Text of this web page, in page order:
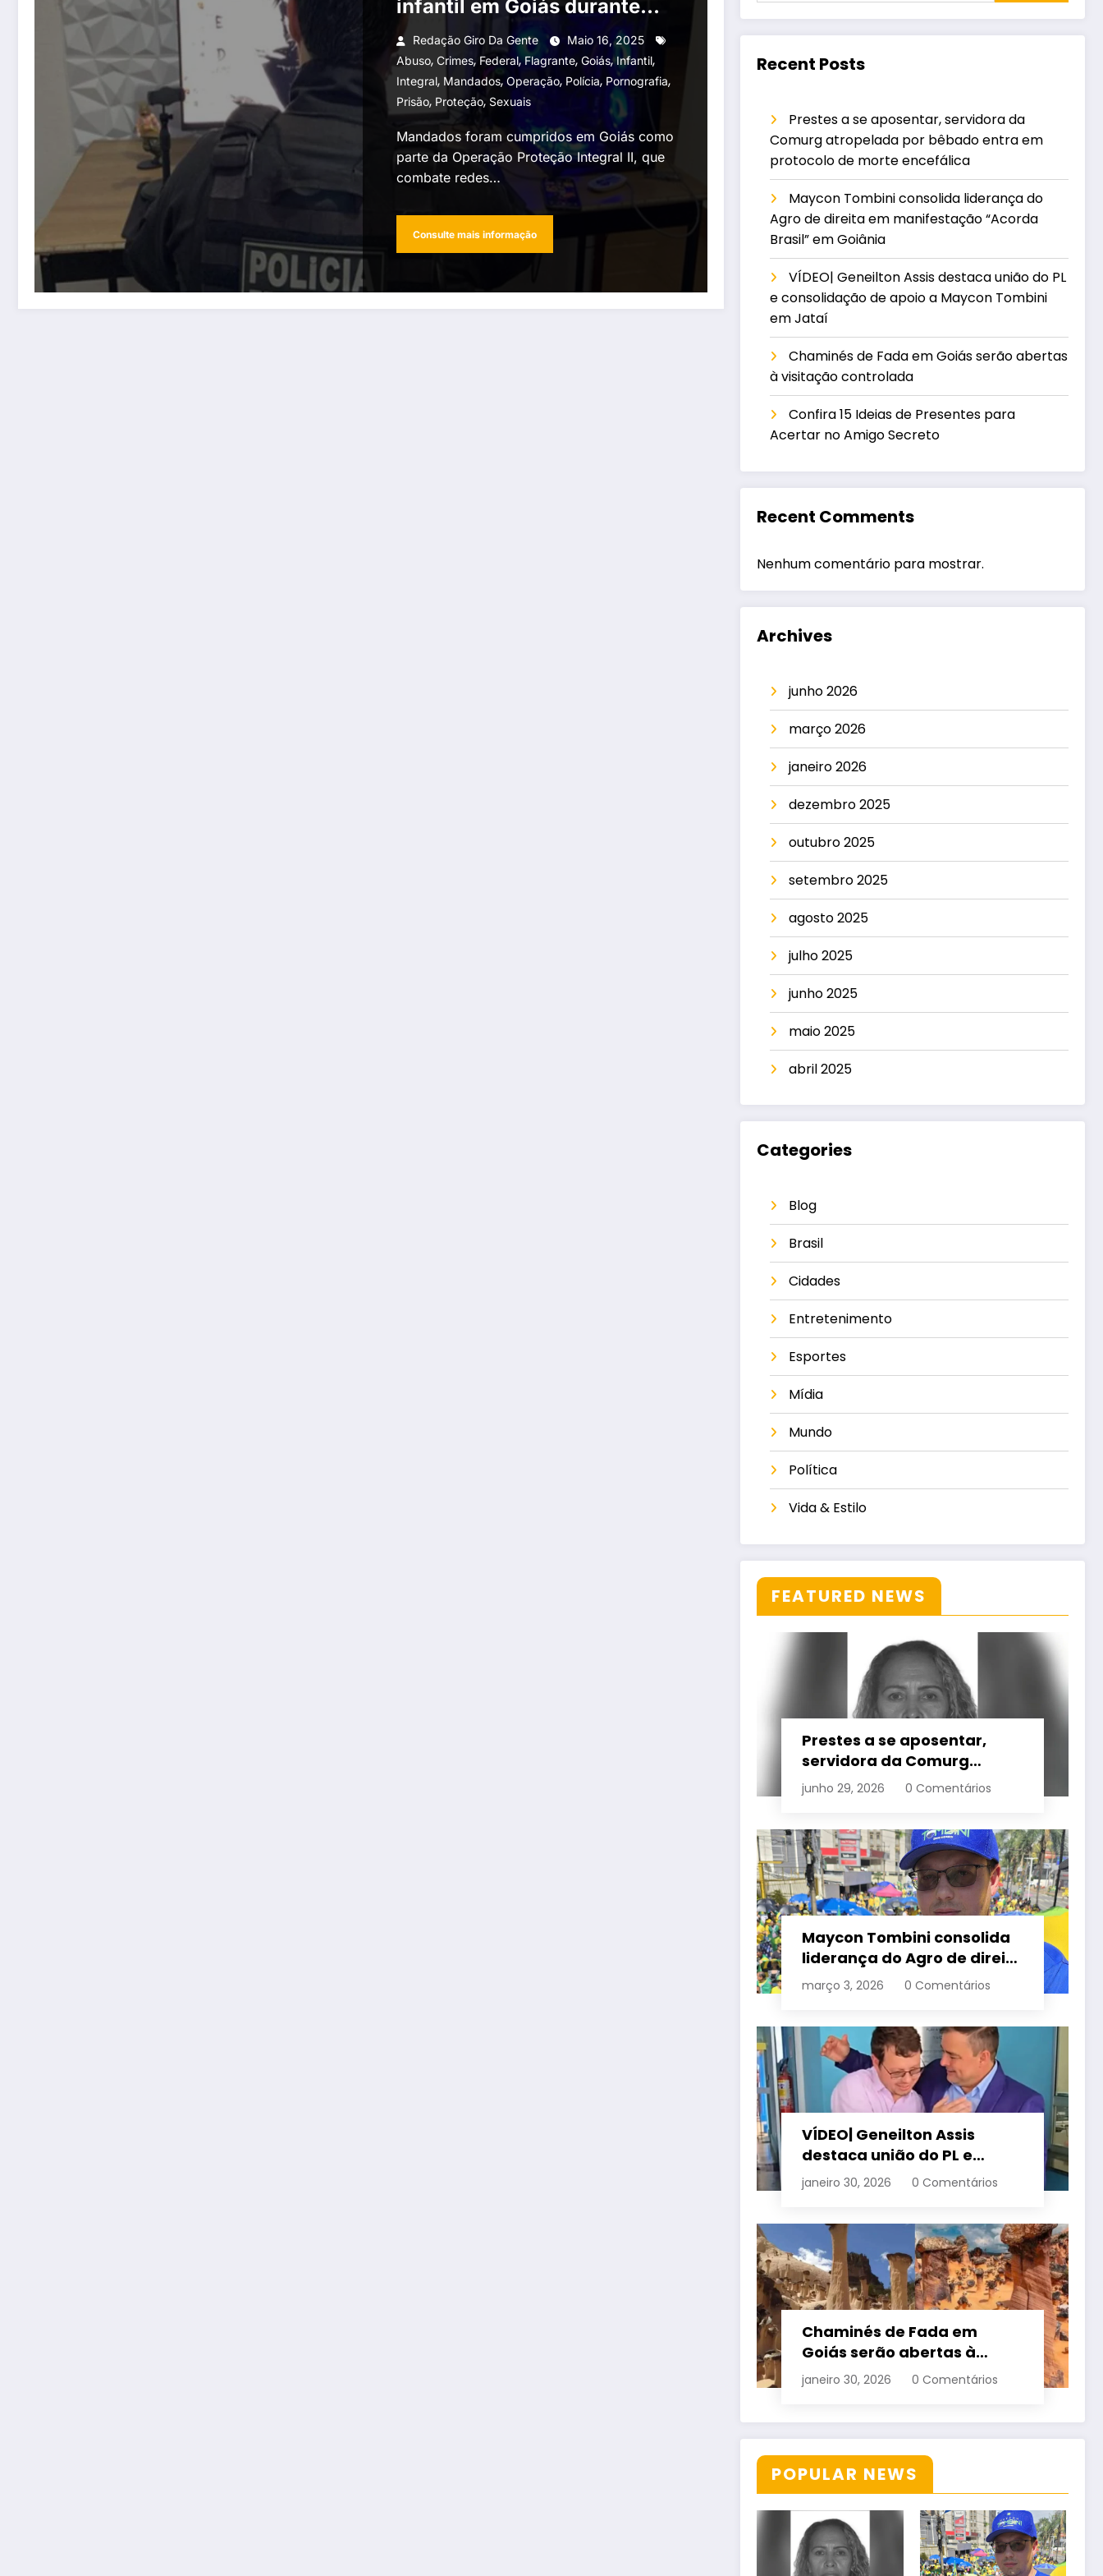
infantil em Goiás durante
operação nacional
Redação Giro Da Gente
Maio 16, 2025
Abuso, Crimes, Federal,Flagrante, Goiás,Infantil,
Integral, Mandados, Operação, Polícia, Pornografia,
Prisão, Proteção, Sexuais
Mandados foram cumpridos em Goiás como
parte da Operação Proteção Integral II, que
combate redes…
Consulte mais informação
Recent Posts
Prestes a se aposentar, servidora da
Comurg atropelada por bêbado entra em
protocolo de morte encefálica
Maycon Tombini consolida liderança do
Agro de direita em manifestação “Acorda
Brasil” em Goiânia
VÍDEO| Geneilton Assis destaca união do PL
e consolidação de apoio a Maycon Tombini
em Jataí
Chaminés de Fada em Goiás serão abertas
à visitação controlada
Confira 15 Ideias de Presentes para
Acertar no Amigo Secreto
Recent Comments
Nenhum comentário para mostrar.
Archives
junho 2026
março 2026
janeiro 2026
dezembro 2025
outubro 2025
setembro 2025
agosto 2025
julho 2025
junho 2025
maio 2025
abril 2025
Categories
Blog
Brasil
Cidades
Entretenimento
Esportes
Mídia
Mundo
Política
Vida & Estilo
FEATURED NEWS
Prestes a se aposentar,
servidora da Comurg
atropelada por bêbado
entra em protocolo de
junho 29, 2026 0 Comentários
Maycon Tombini consolida
liderança do Agro de direita
em manifestação “Acorda
Brasil” em Goiânia
março 3, 2026 0 Comentários
VÍDEO| Geneilton Assis
destaca união do PL e
consolidação de apoio a
Maycon Tombini em Jataí
janeiro 30, 2026 0 Comentários
Chaminés de Fada em
Goiás serão abertas à
visitação controlada
janeiro 30, 2026 0 Comentários
POPULAR NEWS